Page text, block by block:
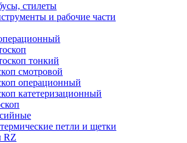
стилеты
и рабочие части
тонкий
смотровой
операционный
катетеризационный
петли и щетки
RZ